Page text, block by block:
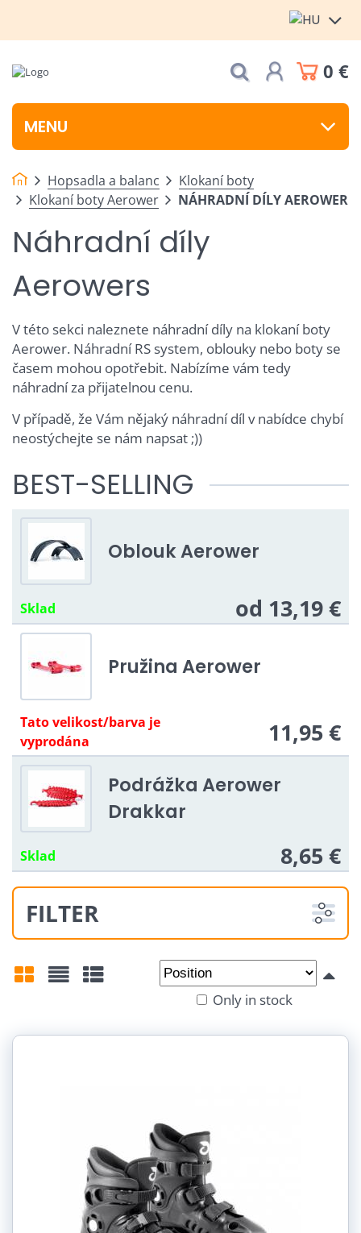
0 €
MENU
Hopsadla a balanc
Klokaní boty
Klokaní boty Aerower
NÁHRADNÍ DÍLY AEROWER
Náhradní díly
Aerowers
V této sekci naleznete náhradní díly na klokaní boty
Aerower. Náhradní RS system, oblouky nebo boty se
časem mohou opotřebit. Nabízíme vám tedy
náhradní za přijatelnou cenu.
V případě, že Vám nějaký náhradní díl v nabídce chybí
neostýchejte se nám napsat ;))
BEST-SELLING
Oblouk Aerower
Sklad od 13,19 €
Pružina Aerower
Tato velikost/barva je
vyprodána
11,95 €
Podrážka Aerower
Drakkar
Sklad 8,65 €
FILTER
To:
Barva:
Only in stock